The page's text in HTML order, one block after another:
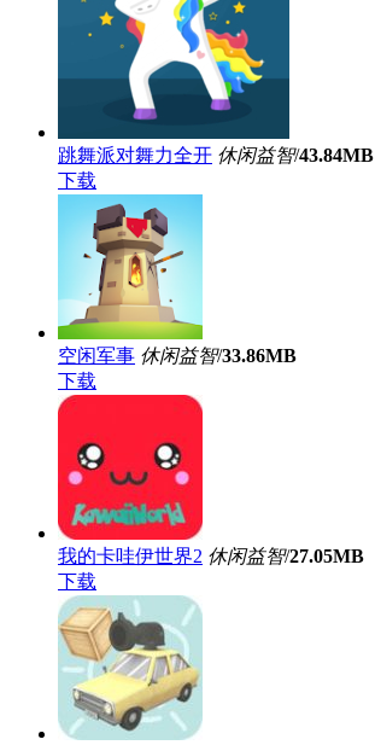
跳舞派对舞力全开 休闲益智/43.84MB
下载
空闲军事 休闲益智/33.86MB
下载
我的卡哇伊世界2 休闲益智/27.05MB
下载